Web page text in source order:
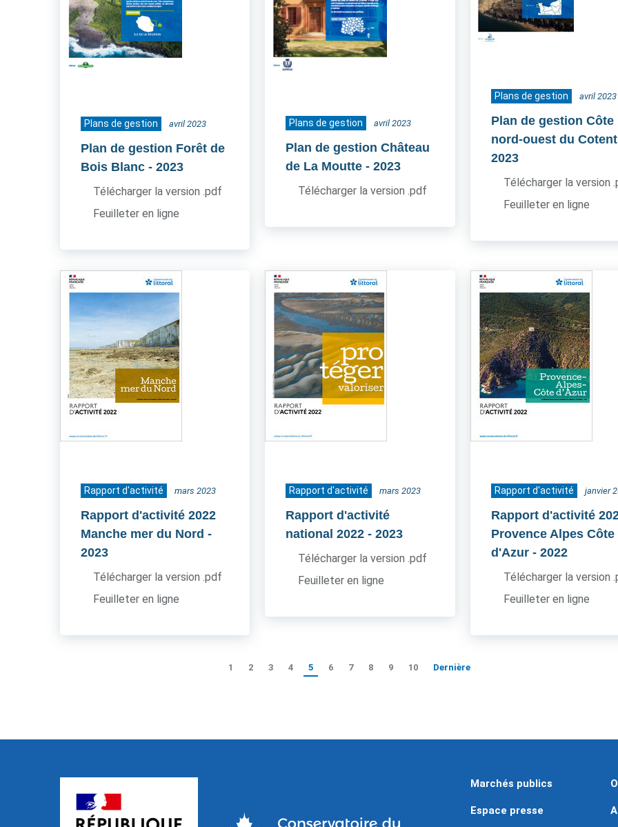
Plans de gestion avril 2023
Plan de gestion Forêt de
Bois Blanc - 2023
Télécharger la version .pdf
Feuilleter en ligne
Plans de gestion avril 2023
Plan de gestion Château
de La Moutte - 2023
Télécharger la version .pdf
Plans de gestion avril 2023
Plan de gestion Côte
nord-ouest du
2023
Télécharger la version
Feuilleter en ligne
Rapport d'activité mars 2023
Rapport d'activité 2022
Manche mer du Nord -
2023
Télécharger la version .pdf
Feuilleter en ligne
Rapport d'activité mars 2023
Rapport d'activité
national 2022 - 2023
Télécharger la version .pdf
Feuilleter en ligne
Rapport d'activité janvier
Rapport d'activité
Provence Alpes Côte
d'Azur - 2022
Télécharger la version
Feuilleter en ligne
1 2 3 4 5 6 7 8 9 10 Dernière
Marchés publics
Espace presse